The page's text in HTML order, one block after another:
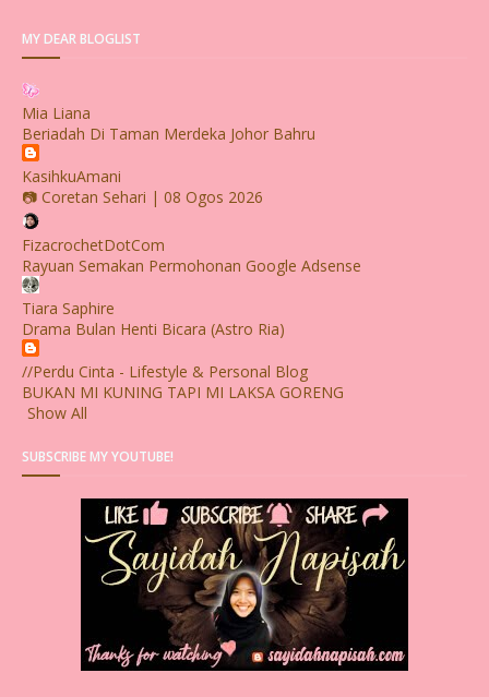
MY DEAR BLOGLIST
Mia Liana
Beriadah Di Taman Merdeka Johor Bahru
KasihkuAmani
📷 Coretan Sehari | 08 Ogos 2026
FizacrochetDotCom
Rayuan Semakan Permohonan Google Adsense
Tiara Saphire
Drama Bulan Henti Bicara (Astro Ria)
//Perdu Cinta - Lifestyle & Personal Blog
BUKAN MI KUNING TAPI MI LAKSA GORENG
Show All
SUBSCRIBE MY YOUTUBE!